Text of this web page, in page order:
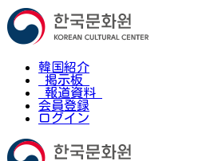
韓国紹介
掲示板
報道資料
会員登録
ログイン